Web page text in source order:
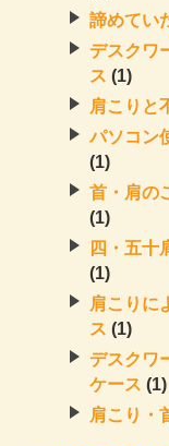
諦めてい
デスクワ
ス (1)
肩こりと
パソコン
(1)
首・肩の
(1)
四・五十
(1)
肩こりに
ス (1)
デスクワ
ケース (1)
肩こり・